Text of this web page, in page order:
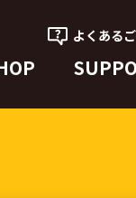
よくある